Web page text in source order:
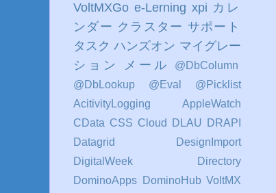
VoltMXGo e-Lerning xpi カレ
ンダー クラスター サポート
タスク ハンズオン マイグレー
ション
メール
@DbColumn
@DbLookup
@Eval
@Picklist
AcitivityLogging
AppleWatch
CData CSS Cloud DLAU
DRAPI
Datagrid
DesignImport
DigitalWeek
Directory
DominoApps
DominoHub VoltMX